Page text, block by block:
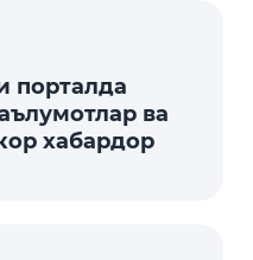
порталда
ва
хабардор